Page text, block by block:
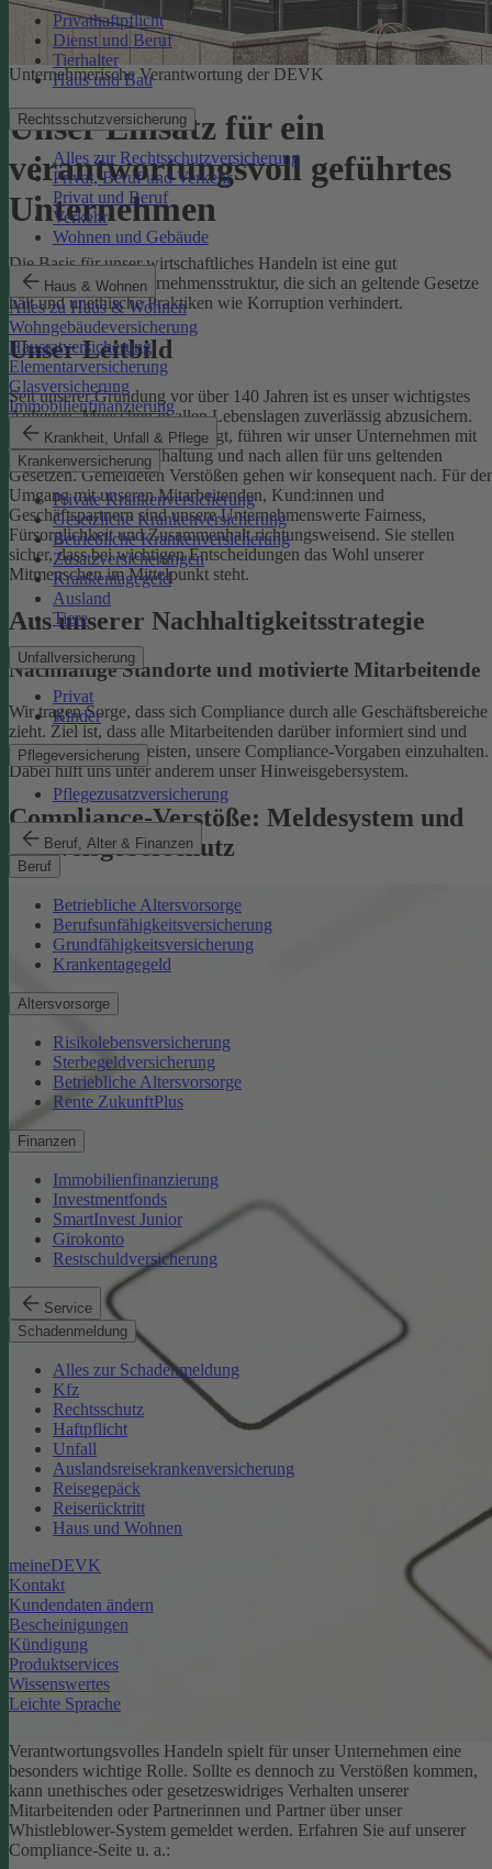
Privathaftpflicht
Dienst und Beruf
Tierhalter
Haus und Bau
Rechtsschutzversicherung
Alles zur Rechtsschutzversicherung
Privat, Beruf und Verkehr
Privat und Beruf
Verkehr
Wohnen und Gebäude
Haus & Wohnen
Alles zu Haus & Wohnen
Wohngebäudeversicherung
Hausratversicherung
Elementarversicherung
Glasversicherung
Immobilienfinanzierung
Krankheit, Unfall & Pflege
Krankenversicherung
Private Krankenversicherung
Gesetzliche Krankenversicherung
Betriebliche Krankenversicherung
Zusatzversicherungen
Krankentagegeld
Ausland
Tiere
Unfallversicherung
Privat
Kinder
Pflegeversicherung
Pflegezusatzversicherung
Beruf, Alter & Finanzen
Beruf
Betriebliche Altersvorsorge
Berufsunfähigkeitsversicherung
Grundfähigkeitsversicherung
Krankentagegeld
Altersvorsorge
Risikolebensversicherung
Sterbegeldversicherung
Betriebliche Altersvorsorge
Rente ZukunftPlus
Finanzen
Immobilienfinanzierung
Investmentfonds
SmartInvest Junior
Girokonto
Restschuldversicherung
Service
Schadenmeldung
Alles zur Schadenmeldung
Kfz
Rechtsschutz
Haftpflicht
Unfall
Auslandsreisekrankenversicherung
Reisegepäck
Reiserücktritt
Haus und Wohnen
meineDEVK
Kontakt
Kundendaten ändern
Bescheinigungen
Kündigung
Produktservices
Wissenswertes
Leichte Sprache
Unternehmerische Verantwortung der DEVK
Unser Einsatz für ein
verantwortungsvoll geführtes
Unternehmen
Die Basis für unser wirtschaftliches Handeln ist eine gut
funktionierende Unternehmensstruktur, die sich an geltende Gesetze
hält und unethische Praktiken wie Korruption verhindert.
Unser Leitbild
Seit unserer Gründung vor über 140 Jahren ist es unser wichtigstes
Anliegen, Menschen in allen Lebenslagen zuverlässig abzusichern.
Damit uns das weiterhin gelingt, führen wir unser Unternehmen mit
einer ethischen Grundhaltung und nach allen für uns geltenden
Gesetzen. Gemeldeten Verstößen gehen wir konsequent nach. Für
Umgang mit unseren Mitarbeitenden, Kund:innen und
Geschäftspartnern sind unsere Unternehmenswerte Fairness,
Fürsorglichkeit und Zusammenhalt richtungsweisend. Sie stellen
sicher, dass bei wichtigen Entscheidungen das Wohl unserer
Mitmenschen im Mittelpunkt steht.
Aus unserer Nachhaltigkeitsstrategie
Nachhaltige Standorte und motivierte Mitarbeitende
Wir tragen Sorge, dass sich Compliance durch alle Geschäftsbereiche
zieht. Ziel ist, dass alle Mitarbeitenden darüber informiert sind und
einen Beitrag dazu leisten, unsere Compliance-Vorgaben einzuhalten.
Dabei hilft uns unter anderem unser Hinweisgebersystem.
Compliance-Verstöße: Meldesystem und
Hinweisgeberschutz
Verantwortungsvolles Handeln spielt für unser Unternehmen eine
besonders wichtige Rolle. Sollte es dennoch zu Verstößen kommen,
kann unethisches oder gesetzeswidriges Verhalten unserer
Mitarbeitenden oder Partnerinnen und Partner über unser
Whistleblower-System gemeldet werden. Erfahren Sie auf unserer
Compliance-Seite u. a.: